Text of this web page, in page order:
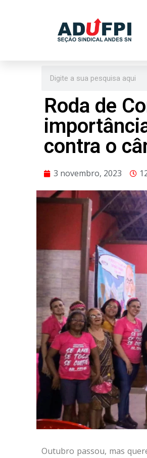
Roda de
contra o
3 novembro, 2023
Outubro passou, mas